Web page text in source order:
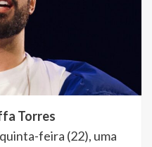
Torres
feira (22), uma